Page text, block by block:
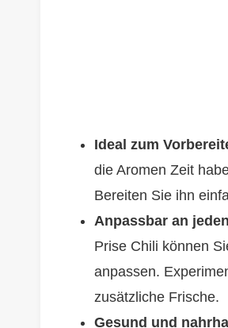
Ideal zum
die Aromen Zeit
Bereiten Sie ihn
Anpassbar an
Prise Chili können
anpassen.
zusätzliche Frische.
Gesund und